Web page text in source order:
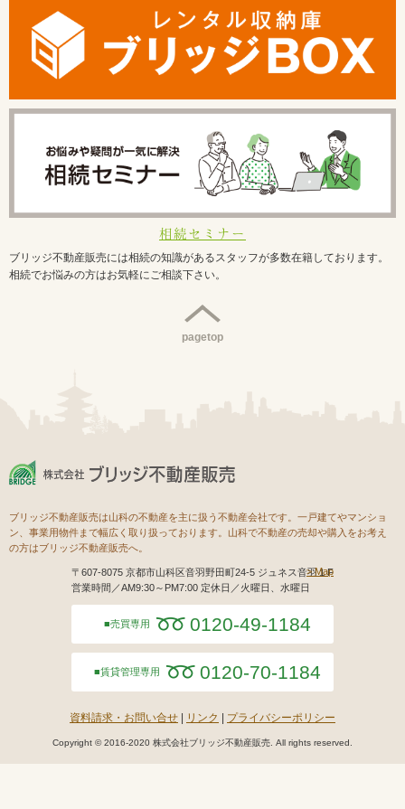
相続セミナー
ブリッジ不動産販売には相続の知識があるスタッフが多数在籍しております。
相続でお悩みの方はお気軽にご相談下さい。
pagetop
ブリッジ不動産販売は山科の不動産を主に扱う不動産会社です。一戸建てやマンショ
ン、事業用物件まで幅広く取り扱っております。山科で不動産の売却や購入をお考え
の方はブリッジ不動産販売へ。
Map
〒607-8075 京都市山科区音羽野田町24-5 ジュネス音羽１F
営業時間／AM9:30～PM7:00 定休日／火曜日、水曜日
売買専用 0120-49-1184
賃貸管理専用 0120-70-1184
資料請求・お問い合せ リンク プライバシーポリシー
Copyright © 2016-2020 株式会社ブリッジ不動産販売. All rights reserved.